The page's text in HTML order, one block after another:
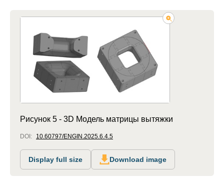
Рисунок 5 - 3D Модель матрицы вытяжки
DOI: 10.60797/ENGIN.2025.6.4.5
Display full size Download image